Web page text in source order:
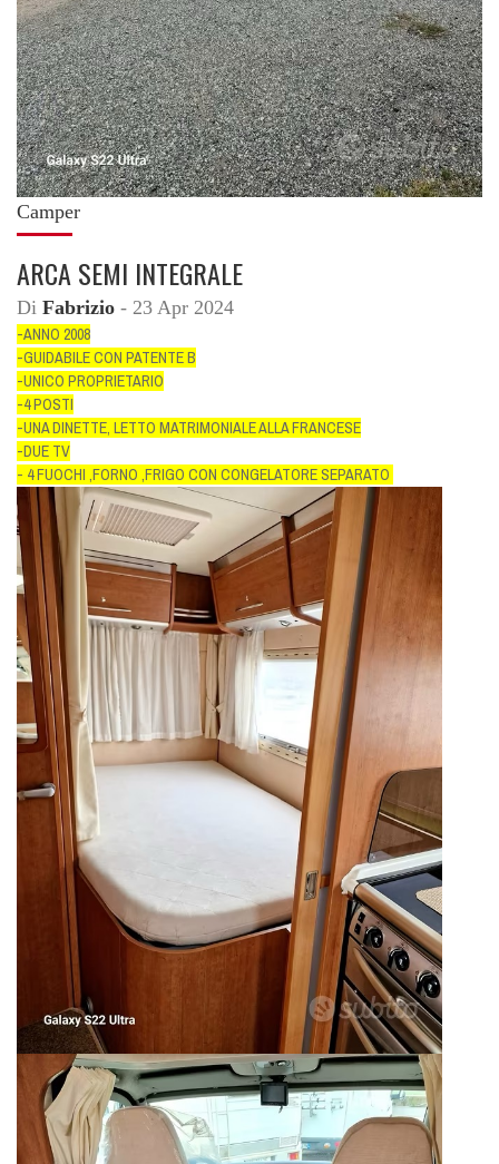
Camper
ARCA SEMI INTEGRALE
Di Fabrizio - 23 Apr 2024
-ANNO 2008
-GUIDABILE CON PATENTE B
-UNICO PROPRIETARIO
-4 POSTI
-UNA DINETTE, LETTO MATRIMONIALE ALLA FRANCESE
-DUE TV
- 4 FUOCHI ,FORNO ,FRIGO CON CONGELATORE SEPARATO